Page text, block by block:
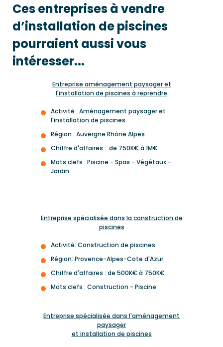
Ces entreprises à vendre
d’installation de piscines
pourraient aussi vous
intéresser...
Entreprise aménagement paysager et
l'installation de piscines à reprendre
Activité : Aménagement paysager et
l'installation de piscines
Région : Auvergne Rhône Alpes
Chiffre d'affaires : de 750K€ à 1M€
Mots clefs : Piscine - Spas - Végétaux -
Jardin
Entreprise spécialisée dans la construction de
piscines
Activité: Construction de piscines
Région: Provence-Alpes-Cote d'Azur
Chiffre d'affaires : de 500K€ à 750K€
Mots clefs : Construction - Piscine
Entreprise spécialisée dans l'aménagement
paysager
et installation de piscines